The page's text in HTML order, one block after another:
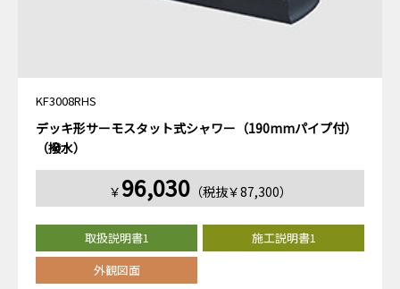
KF3008RHS
デッキ形サーモスタット式シャワー（190mmパイプ付）
（撥水）
￥ 96,030（税抜￥87,300）
取扱説明書1
施工説明書1
外観図面